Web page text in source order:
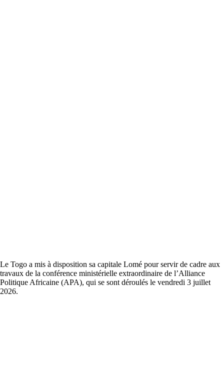
Le Togo a mis à disposition sa capitale Lomé pour servir de cadre aux
travaux de la conférence ministérielle extraordinaire de l’Alliance
Politique Africaine (APA), qui se sont déroulés le vendredi 3 juillet
2026.